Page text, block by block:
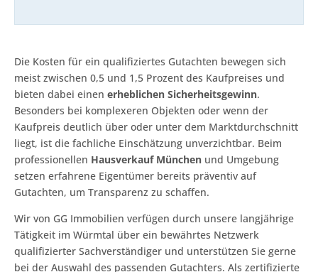
Die Kosten für ein qualifiziertes Gutachten bewegen sich
meist zwischen 0,5 und 1,5 Prozent des Kaufpreises und
bieten dabei einen erheblichen Sicherheitsgewinn.
Besonders bei komplexeren Objekten oder wenn der
Kaufpreis deutlich über oder unter dem Marktdurchschnitt
liegt, ist die fachliche Einschätzung unverzichtbar. Beim
professionellen Hausverkauf München und Umgebung
setzen erfahrene Eigentümer bereits präventiv auf
Gutachten, um Transparenz zu schaffen.
Wir von GG Immobilien verfügen durch unsere langjährige
Tätigkeit im Würmtal über ein bewährtes Netzwerk
qualifizierter Sachverständiger und unterstützen Sie gerne
bei der Auswahl des passenden Gutachters. Als zertifizierte